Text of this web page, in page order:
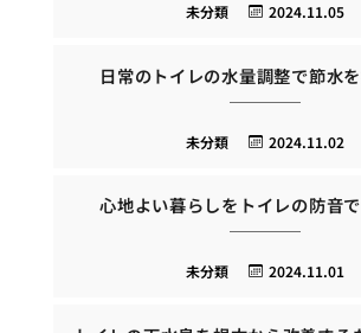
2024.11.05
未分類
日常のトイレの水量調整で節水
2024.11.02
未分類
心地よい暮らしをトイレの防音
2024.11.01
未分類